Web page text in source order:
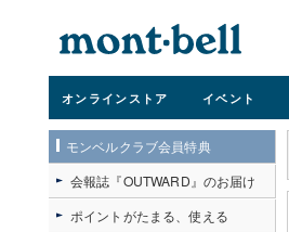
オンラインストア イベント
モンベルクラブ会員特典
会報誌『OUTWARD』のお届け
ポイントがたまる、使える